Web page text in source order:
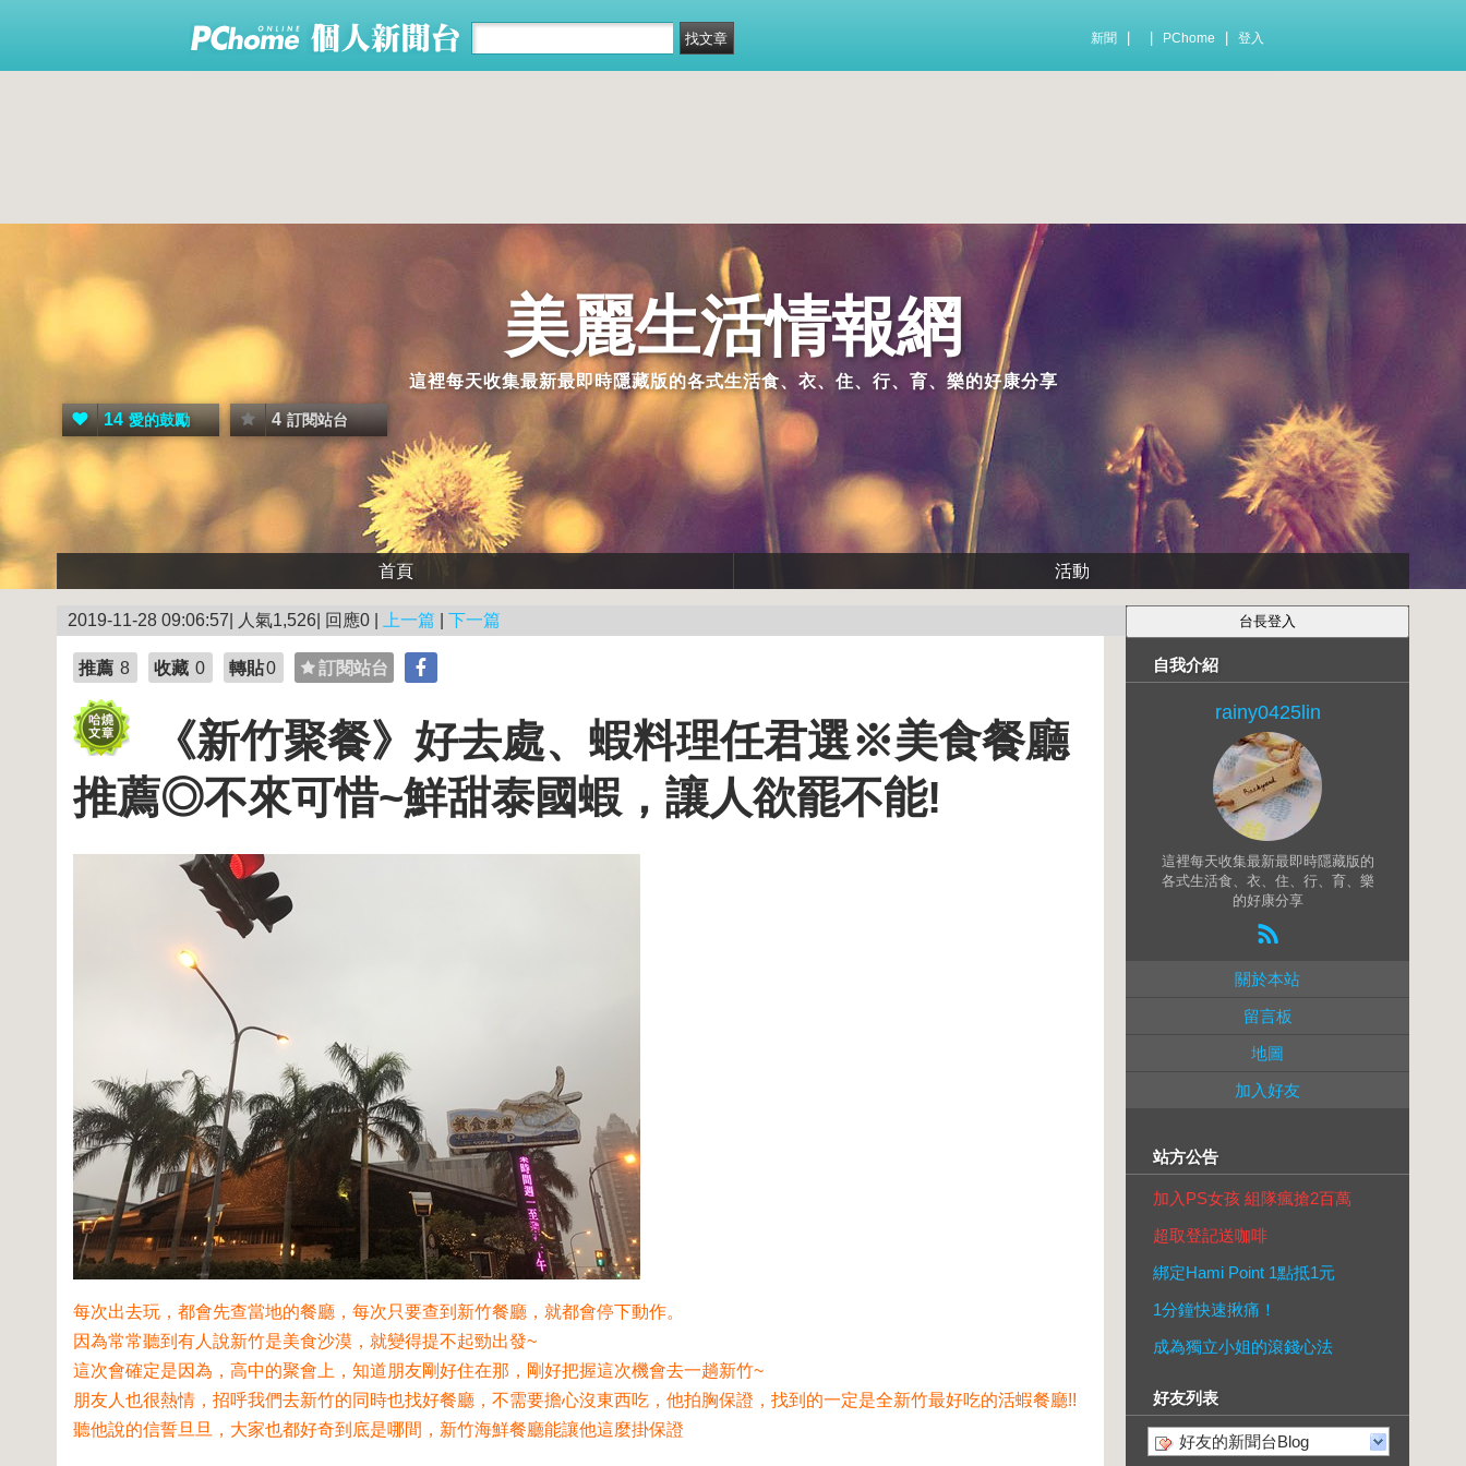
新聞 PChome 登入
美麗生活情報網
這裡每天收集最新最即時隱藏版的各式生活食、衣、住、行、育、樂的好康分享
14 愛的鼓勵 4 訂閱站台
首頁 活動
2019-11-28 09:06:57| 人氣1,526| 回應0 | 上一篇 下一篇
推薦 8 收藏 0 轉貼0 訂閱站台
《新竹聚餐》好去處、蝦料理任君選※美食餐廳
推薦◎不來可惜~鮮甜泰國蝦，讓人欲罷不能!
每次出去玩，都會先查當地的餐廳，每次只要查到新竹餐廳，就都會停下動作。
因為常常聽到有人說新竹是美食沙漠，就變得提不起勁出發~
這次會確定是因為，高中的聚會上，知道朋友剛好住在那，剛好把握這次機會去一趟新竹~
朋友人也很熱情，招呼我們去新竹的同時也找好餐廳，不需要擔心沒東西吃，他拍胸保證，找到的一定是全新竹最好吃的活蝦餐廳!!
聽他說的信誓旦旦，大家也都好奇到底是哪間，新竹海鮮餐廳能讓他這麼掛保證
自我介紹
rainy0425lin
這裡每天收集最新最即時隱藏版的
各式生活食、衣、住、行、育、樂
的好康分享
關於本站
留言板
地圖
加入好友
站方公告
加入PS女孩 組隊瘋搶2百萬
超取登記送咖啡
綁定Hami Point 1點抵1元
1分鐘快速揪痛！
成為獨立小姐的滾錢心法
好友列表
好友的新聞台Blog